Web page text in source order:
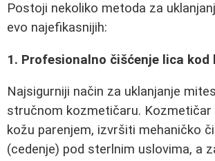
Postoji nekoliko metoda za
evo najefikasnijih:
1. Profesionalno čišćenje lica kod
Najsigurniji način za uklanjanje
stručnom kozmetičaru. Kozmetičar
kožu parenjem, izvršiti mehaničko
(cedenje) pod sterlnim uslovima, a